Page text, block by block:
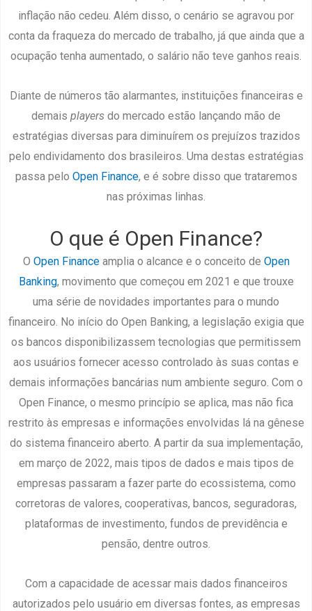
inflação não cedeu. Além disso, o cenário se agravou por
conta da fraqueza do mercado de trabalho, já que ainda que a
ocupação tenha aumentado, o salário não teve ganhos reais.
Diante de números tão alarmantes, instituições financeiras e
demais players do mercado estão lançando mão de
estratégias diversas para diminuírem os prejuízos trazidos
pelo endividamento dos brasileiros. Uma destas estratégias
passa pelo Open Finance, e é sobre disso que trataremos
nas próximas linhas.
O que é Open Finance?
O Open Financeamplia o alcance e o conceito de Open
Banking, movimento que começou em 2021 e que trouxe
uma série de novidades importantes para o mundo
financeiro. No início do Open Banking, a legislação exigia que
os bancos disponibilizassem tecnologias que permitissem
aos usuários fornecer acesso controlado às suas contas e
demais informações bancárias num ambiente seguro. Com o
Open Finance, o mesmo princípio se aplica, mas não fica
restrito às empresas e informações envolvidas lá na gênese
do sistema financeiro aberto. A partir da sua implementação,
em março de 2022, mais tipos de dados e mais tipos de
empresas passaram a fazer parte do ecossistema, como
corretoras de valores, cooperativas, bancos, seguradoras,
plataformas de investimento, fundos de previdência e
pensão, dentre outros.
Com a capacidade de acessar mais dados financeiros
autorizados pelo usuário em diversas fontes, as empresas